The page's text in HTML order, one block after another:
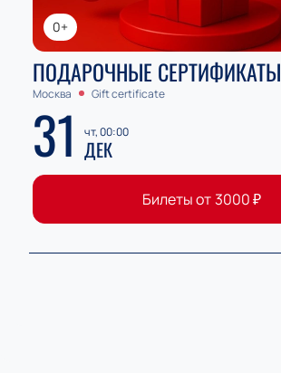
0+
ПОДАРОЧНЫЕ СЕРТИФИКАТЫ
Москва Gift certificate
31 чт, 00:00
ДЕК
Билеты от 3000₽